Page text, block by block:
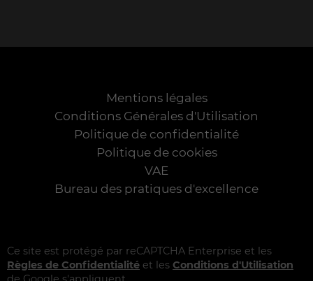
Mentions légales
Conditions Générales d'Utilisation
Politique de confidentialité
Politique de cookies
VAE
Bureau des pratiques d'excellence
Ce site est protégé par reCAPTCHA Enterprise et les
Règles de Confidentialité et les Conditions d'Utilisation